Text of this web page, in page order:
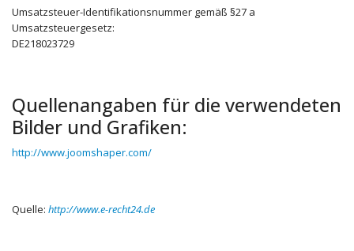
Umsatzsteuer-Identifikationsnummer gemäß §27 a
Umsatzsteuergesetz:
DE218023729
Quellenangaben für die verwendeten
Bilder und Grafiken:
http://www.joomshaper.com/
Quelle: http://www.e-recht24.de